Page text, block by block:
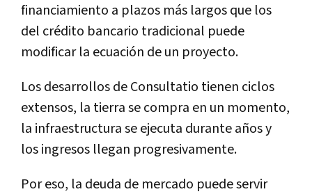
financiamiento a plazos más largos que los
del crédito bancario tradicional puede
modificar la ecuación de un proyecto.
Los desarrollos de Consultatio tienen ciclos
extensos, la tierra se compra en un momento,
la infraestructura se ejecuta durante años y
los ingresos llegan progresivamente.
Por eso, la deuda de mercado puede servir